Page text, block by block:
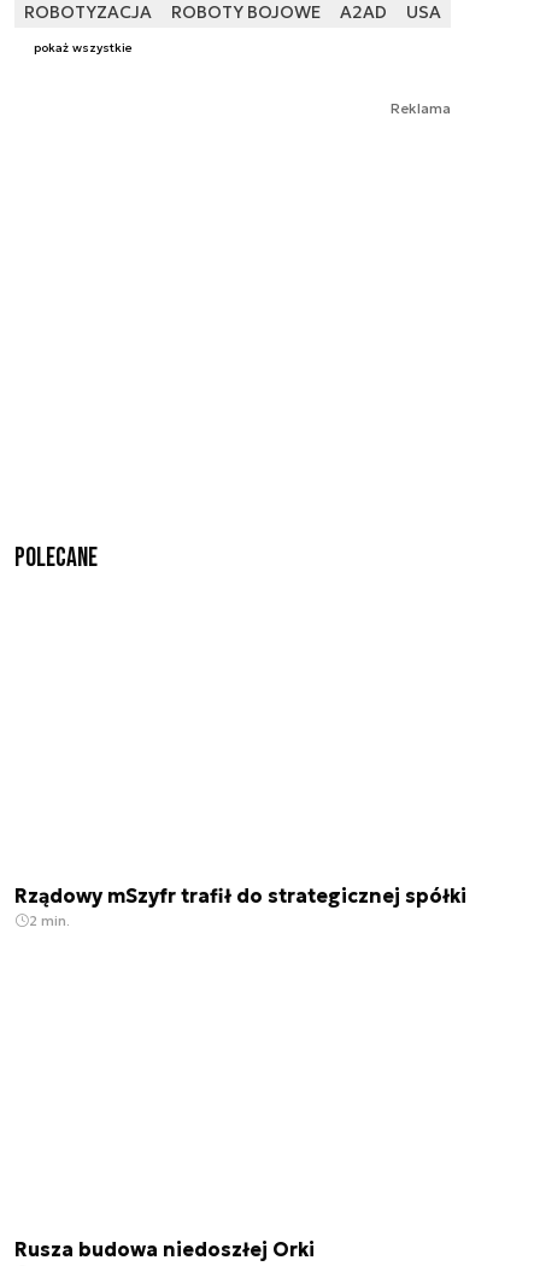
ROBOTYZACJA ROBOTY BOJOWE A2AD USA
pokaż wszystkie
Reklama
Polecane
Rządowy mSzyfr trafił do strategicznej spółki
2 min.
Rusza budowa niedoszłej Orki